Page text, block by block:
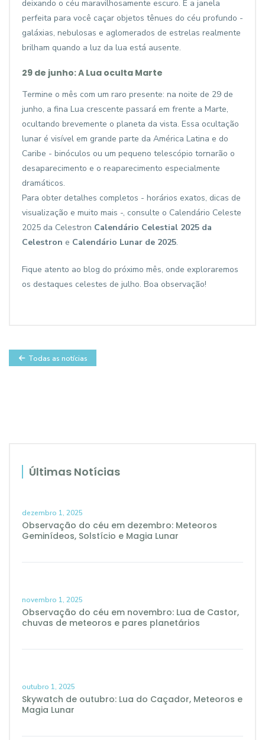
deixando o céu maravilhosamente escuro. É a janela
perfeita para você caçar objetos tênues do céu profundo -
galáxias, nebulosas e aglomerados de estrelas realmente
brilham quando a luz da lua está ausente.
29 de junho: A Lua oculta Marte
Termine o mês com um raro presente: na noite de 29 de
junho, a fina Lua crescente passará em frente a Marte,
ocultando brevemente o planeta da vista. Essa ocultação
lunar é visível em grande parte da América Latina e do
Caribe - binóculos ou um pequeno telescópio tornarão o
desaparecimento e o reaparecimento especialmente
dramáticos.
Para obter detalhes completos - horários exatos, dicas de
visualização e muito mais -, consulte o Calendário Celeste
2025 da Celestron Calendário Celestial 2025 da
Celestron e Calendário Lunar de 2025.
Fique atento ao blog do próximo mês, onde exploraremos
os destaques celestes de julho. Boa observação!
Todas as notícias
Últimas Notícias
dezembro 1, 2025
Observação do céu em dezembro: Meteoros
Geminídeos, Solstício e Magia Lunar
novembro 1, 2025
Observação do céu em novembro: Lua de Castor,
chuvas de meteoros e pares planetários
outubro 1, 2025
Skywatch de outubro: Lua do Caçador, Meteoros e
Magia Lunar